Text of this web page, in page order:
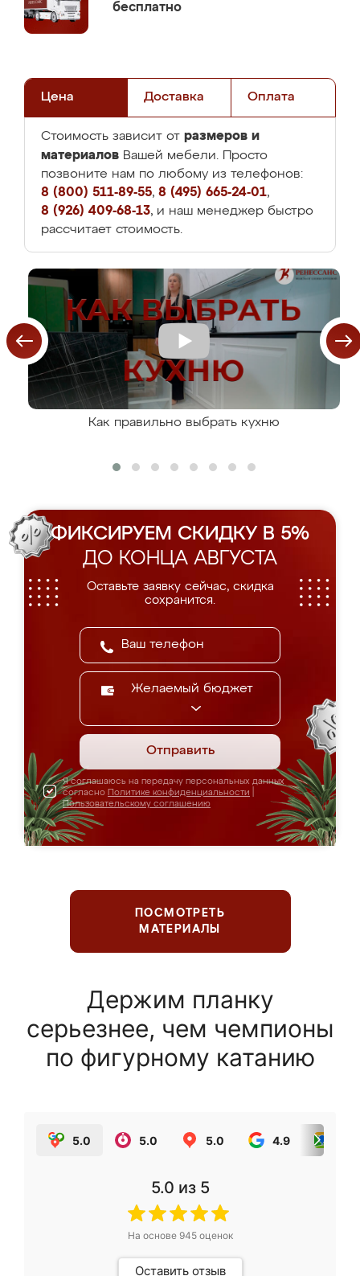
бесплатно
Цена Доставка Оплата
Стоимость зависит от размеров и
материалов Вашей мебели. Просто
позвоните нам по любому из телефонов:
8 (800) 511-89-55, 8 (495) 665-24-01,
8 (926) 409-68-13, и наш менеджер быстро
рассчитает стоимость.
Как правильно выбрать кухню
ФИКСИРУЕМ СКИДКУ В 5%
ДО КОНЦА АВГУСТА
Оставьте заявку сейчас, скидка
сохранится.
Желаемый бюджет
Отправить
Я соглашаюсь на передачу персональных данных
согласно Политике конфиденциальности
Пользовательскому соглашению
ПОСМОТРЕТЬ
МАТЕРИАЛЫ
Держим планку
серьезнее, чем чемпионы
по фигурному катанию
5.0 5.0 5.0 4.9
5.0 из 5
На основе 945оценок
Оставить отзыв